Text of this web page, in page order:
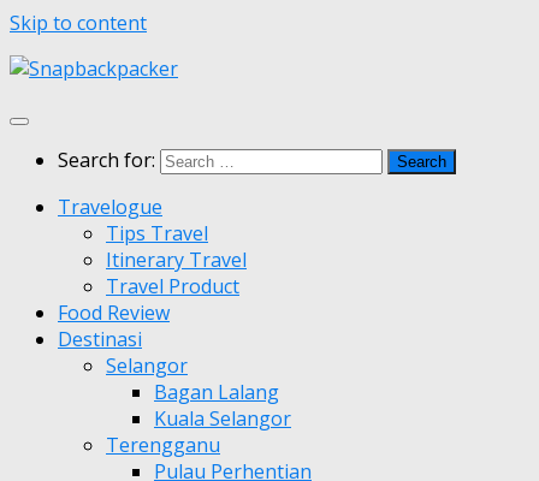
Skip to content
Search for:
Travelogue
Tips Travel
Itinerary Travel
Travel Product
Food Review
Destinasi
Selangor
Bagan Lalang
Kuala Selangor
Terengganu
Pulau Perhentian